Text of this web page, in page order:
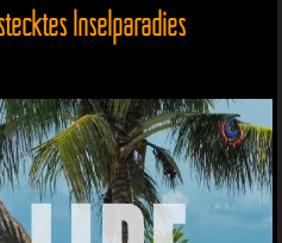
Inselparadies